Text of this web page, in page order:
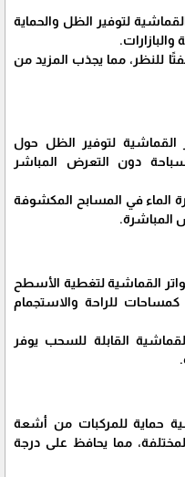
لتوفير الظل والحماية
للنظر، مما يجذب المزيد من
لتوفير الظل حول
دون التعرض المباشر
الماء في المسابح المكشوفة
المباشرة.
القماشية لتغطية الأسطح
كمساحات للراحة والاستجمام
القابلة للسحب يوفر
حماية للمركبات من أشعة
مما يحافظ على درجة